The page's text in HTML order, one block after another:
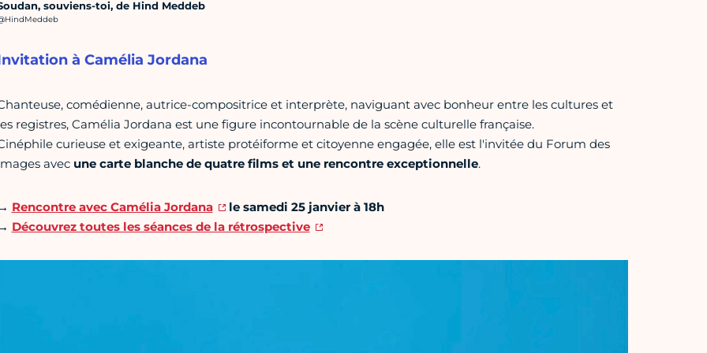
souviens-toi, de Hind Meddeb
photo :
à Camélia Jordana
comédienne, autrice-compositrice et interprète, naviguant avec bonheur entre les cultures et
registres, Camélia Jordana est une figure incontournable de la scène culturelle française.
curieuse et exigeante, artiste protéiforme et citoyenne engagée, elle est l'invitée du Forum des
avec une carte blanche de quatre films et une rencontre exceptionnelle.
Rencontre avec Camélia Jordana
le samedi 25 janvier à 18h
Découvrez toutes les séances de la rétrospective